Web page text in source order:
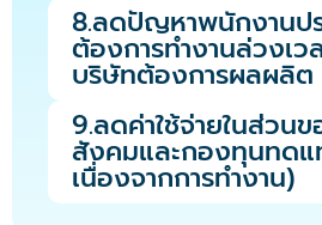
8.ลดปัญหาพนักงานปร
ต้องการทำงานล่วงเว
บริษัทต้องการผลผลิต
9.ลดค่าใช้จ่ายในส่วน
สังคมและกองทุนทด
เนื่องจากการทำงาน)